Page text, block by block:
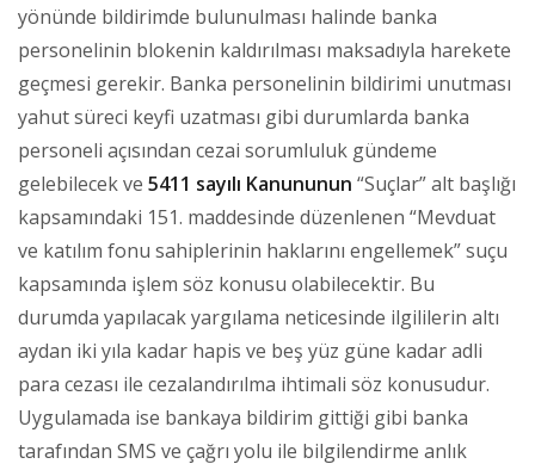
yönünde bildirimde bulunulması halinde banka
personelinin blokenin kaldırılması maksadıyla harekete
geçmesi gerekir. Banka personelinin bildirimi unutması
yahut süreci keyfi uzatması gibi durumlarda banka
personeli açısından cezai sorumluluk gündeme
gelebilecek ve 5411 sayılı Kanununun “Suçlar” alt başlığı
kapsamındaki 151. maddesinde düzenlenen “Mevduat
ve katılım fonu sahiplerinin haklarını engellemek” suçu
kapsamında işlem söz konusu olabilecektir. Bu
durumda yapılacak yargılama neticesinde ilgililerin altı
aydan iki yıla kadar hapis ve beş yüz güne kadar adli
para cezası ile cezalandırılma ihtimali söz konusudur.
Uygulamada ise bankaya bildirim gittiği gibi banka
tarafından SMS ve çağrı yolu ile bilgilendirme anlık